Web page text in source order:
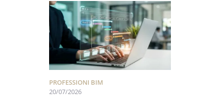
PROFESSIONI BIM
20/07/2026